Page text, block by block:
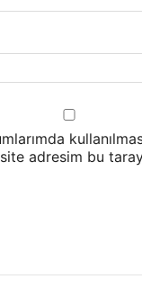
adresim bu